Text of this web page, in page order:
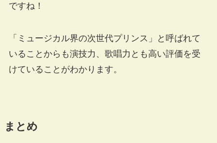
ですね！
「ミュージカル界の次世代プリンス」と呼ばれて
いることからも演技力、歌唱力とも高い評価を受
けていることがわかります。
まとめ